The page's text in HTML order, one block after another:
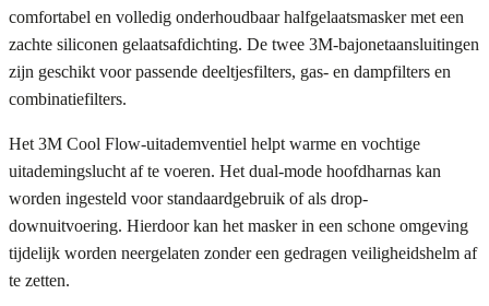
comfortabel en volledig onderhoudbaar halfgelaatsmasker met een
zachte siliconen gelaatsafdichting. De twee 3M-bajonetaansluitingen
zijn geschikt voor passende deeltjesfilters, gas- en dampfilters en
combinatiefilters.
Het 3M Cool Flow-uitademventiel helpt warme en vochtige
uitademingslucht af te voeren. Het dual-mode hoofdharnas kan
worden ingesteld voor standaardgebruik of als drop-
downuitvoering. Hierdoor kan het masker in een schone omgeving
tijdelijk worden neergelaten zonder een gedragen veiligheidshelm af
te zetten.